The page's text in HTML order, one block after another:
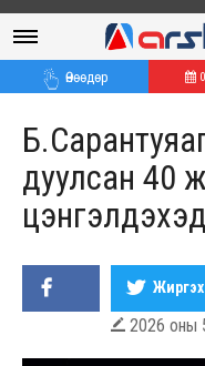
Өнөөдөр
дуулсан 40
Жиргэх
 2026 оны